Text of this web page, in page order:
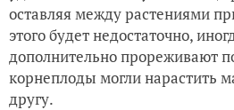
оставляя между растениями
этого будет недостаточно,
дополнительно прореживают
корнеплоды могли нарастить
другу.